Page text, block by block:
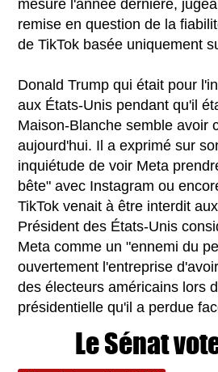
mesure l'année dernière,
remise en question de la
de TikTok basée uniquement
Donald Trump qui était pour
aux États-Unis pendant qu'il
Maison-Blanche semble avoir
aujourd'hui. Il a exprimé sur
inquiétude de voir Meta
bête" avec Instagram ou
TikTok venait à être interdit
Président des États-Unis
Meta comme un "ennemi du
ouvertement l'entreprise
des électeurs américains lors
présidentielle qu'il a perdue
Le Sénat